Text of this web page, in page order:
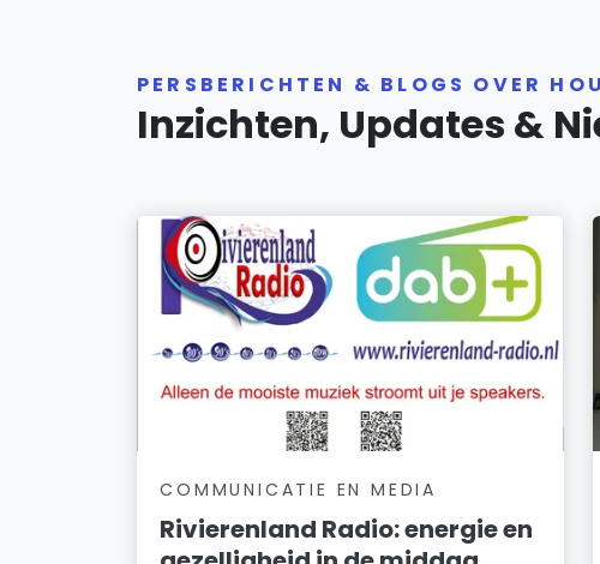
PERSBERICHTEN & BLOGS OVER
Inzichten, Updates &
COMMUNICATIE EN MEDIA
Rivierenland Radio: energie en